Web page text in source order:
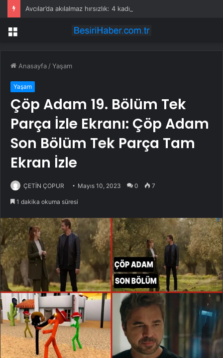
Menü
Anasayfa /Yaşam
Yaşam
Çöp Adam 19. Bölüm Tek
Parça İzle Ekranı: Çöp Adam
Son Bölüm Tek Parça Tam
Ekran İzle
ÇETİN ÇOPUR Mayıs 10, 2023 0 7
1 dakika okuma süresi